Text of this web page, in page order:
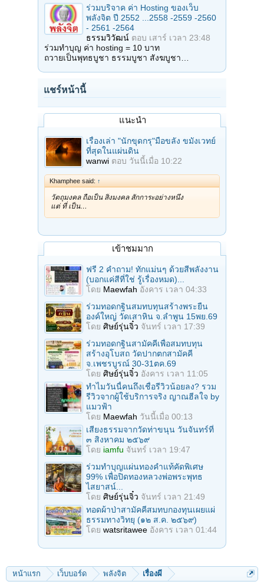
ร่วมบริจาค ค่า Hosting ของเว็บ
พลังจิต ปี 2552 ...2558 -2559 -2560
- 2561 -2564
ธรรมวิวัฒน์ ตอบ เสาร์ เวลา 23:48
ร่วมทำบุญ ค่า hosting = 10 บาท
ถวายเป็นพุทธบูชา ธรรมบูชา สังฆบูชา…
แชร์หน้านี้
แนะนำ
เรื่องเล่า "นักขุดกรุ"มือขลัง ขมังเวทย์
ที่สุดในแผ่นดิน
wanwi ตอบ วันนี้เมื่อ 10:22
Khamphee said: ↑
วัตถุมงคล ถือเป็น สิ่งมงคล สักการะอย่างหนึ่ง
แต่ ที่ เป็น…
เข้าชมมาก
ฟรี 2 คำถาม! ทักแม่นๆ ด้วยสีพลังงาน
(บอกแค่สีที่ใช่ รู้เรื่องหมด)...
โดย Maewfah อังคาร เวลา 04:33
ร่วมทอดกฐินสมทบทุนสร้างพระยืน
องค์ใหญ่ วัดเสาหิน จ.ลําพูน 15พย.69
โดย ศิษย์รุ่นจิ๋ว จันทร์ เวลา 17:39
ร่วมทอดกฐินสามัคคีเพื่อสมทบทุน
สร้างอุโบสถ วัดปากตกสามัคคี
จ.เพชรบูรณ์ 30-31ตค.69
โดย ศิษย์รุ่นจิ๋ว อังคาร เวลา 11:05
ทำไมวันนี้คนถึงเชื่อรีวิวน้อยลง? รวม
รีวิวจากผู้ใช้บริการจริง ญาณฮีลใจ by
แมวฟ้า
โดย Maewfah วันนี้เมื่อ 00:13
เสียงธรรมจากวัดท่าขนุน วันจันทร์ที่
๓ สิงหาคม ๒๕๖๙
โดย iamfu จันทร์ เวลา 19:47
ร่วมทําบุญแผ่นทองคำแท้คัดพิเศษ
99% เพื่อปิดทองหลวงพ่อพระพุทธ
ไสยาสน์...
โดย ศิษย์รุ่นจิ๋ว จันทร์ เวลา 21:49
ทอดผ้าป่าสามัคคีสมทบกองทุนเผยแผ่
ธรรมทางวิทยุ (๑๒ ส.ค. ๒๕๖๙)
โดย watsritawee อังคาร เวลา 01:44
หน้าแรก เว็บบอร์ด พลังจิต เรื่องผี